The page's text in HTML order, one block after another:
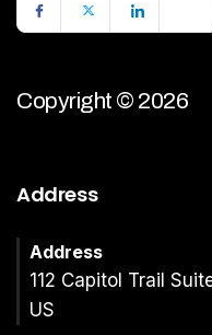
Copyright © 2026
Address
Address
112 Capitol Trail
US